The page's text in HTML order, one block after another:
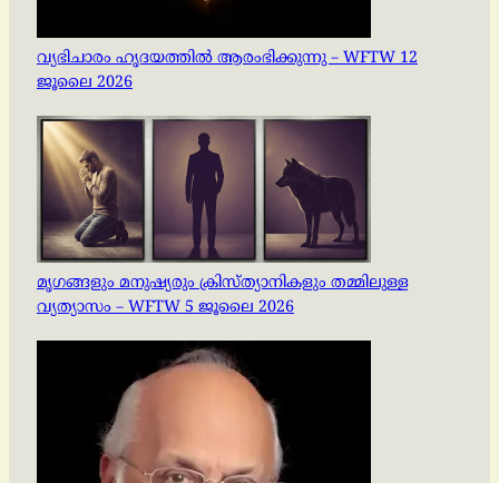
വ്യഭിചാരം ഹൃദയത്തിൽ ആരംഭിക്കുന്നു – WFTW 12
ജൂലൈ 2026
മൃഗങ്ങളും മനുഷ്യരും ക്രിസ്ത്യാനികളും തമ്മിലുള്ള
വ്യത്യാസം – WFTW 5 ജൂലൈ 2026